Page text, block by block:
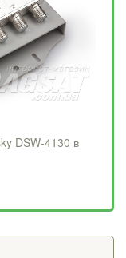
DSW-4130 в